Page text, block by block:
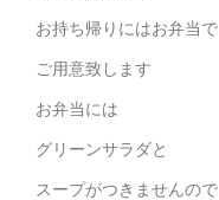
お持ち帰りにはお弁当で
ご用意致します
お弁当には
グリーンサラダと
スープがつきませんので